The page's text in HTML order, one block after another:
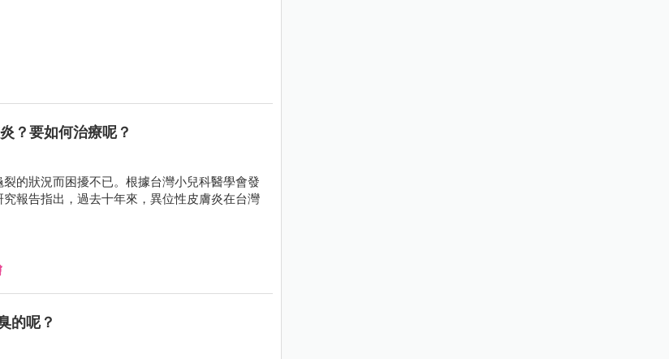
？要如何治療呢？
的狀況而困擾不已。根據台灣小兒科醫學會發
報告指出，過去十年來，異位性皮膚炎在台灣
的呢？